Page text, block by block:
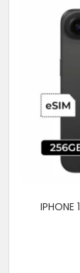
IPHONE